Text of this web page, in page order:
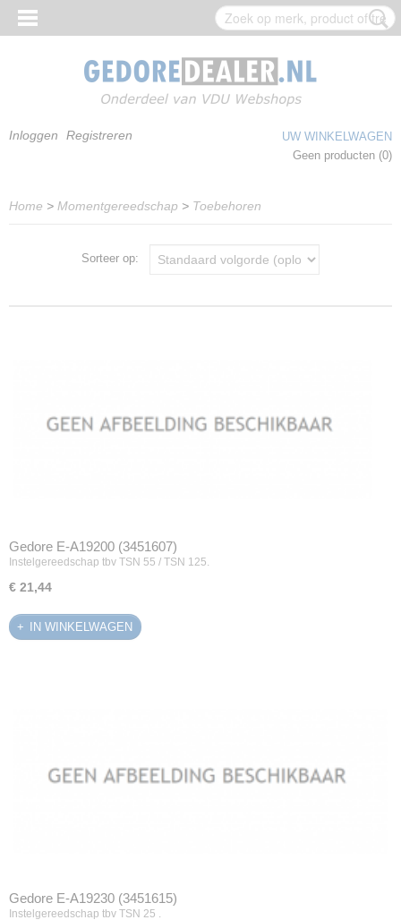
Inloggen Registreren
UW WINKELWAGEN
Geen producten (0)
Home > Momentgereedschap > Toebehoren
Sorteer op:
Gedore E-A19200 (3451607)
Instelgereedschap tbv TSN 55 / TSN 125.
€ 21,44
IN WINKELWAGEN
Gedore E-A19230 (3451615)
Instelgereedschap tbv TSN 25 .